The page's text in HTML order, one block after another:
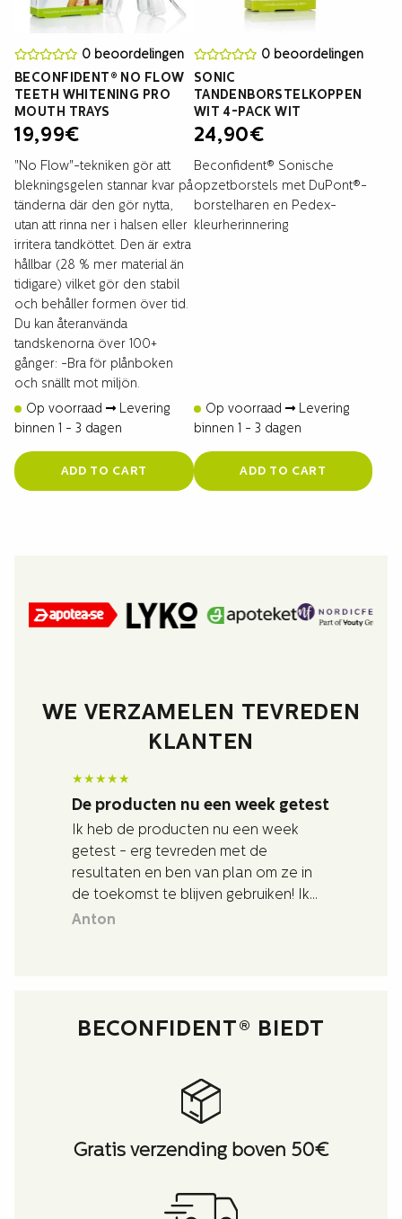
0 beoordelingen
BECONFIDENT® NO FLOW
TEETH WHITENING PRO
MOUTH TRAYS
19,99€
"No Flow"-tekniken gör att
blekningsgelen stannar kvar på
tänderna där den gör nytta,
utan att rinna ner i halsen eller
irritera tandköttet. Den är extra
hållbar (28 % mer material än
tidigare) vilket gör den stabil
och behåller formen över tid.
Du kan återanvända
tandskenorna över 100+
gånger: -Bra för plånboken
och snällt mot miljön.
Op voorraad
Levering
binnen 1 - 3 dagen
ADD TO CART
0 beoordelingen
SONIC
TANDENBORSTELKOPPEN
WIT 4-PACK WIT
24,90€
Beconfident® Sonische
opzetborstels met DuPont®-
borstelharen en Pedex-
kleurherinnering
Op voorraad
Levering
binnen 1 - 3 dagen
ADD TO CART
WE VERZAMELEN TEVREDEN
KLANTEN
★★★★★
De producten nu een week getest
Ik heb de producten nu een week
getest - erg tevreden met de
resultaten en ben van plan om ze in
de toekomst te blijven gebruiken! Ik
werd ook heel goed en snel geholpen
Anton
BECONFIDENT® BIEDT
Gratis verzending boven 50€